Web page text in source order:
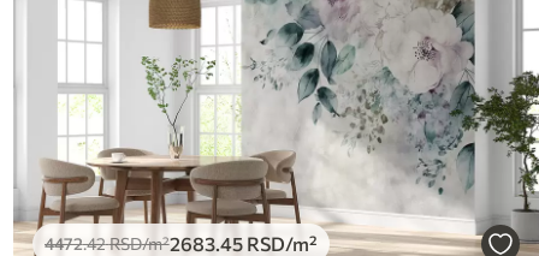
4472.42RSD/m²2683.45 RSD/m²